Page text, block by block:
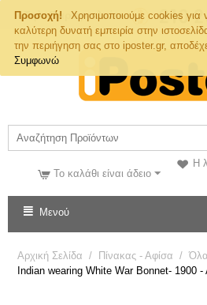
Προσοχή!
Χρησιμοποιούμε cookies
καλύτερη δυνατή εμπειρία στην
την περιήγηση σας στο iposter.gr,
Συμφωνώ
Τηλ. Παραγγελιών
Η
Το καλάθι είναι άδειο
Μενού
Αρχική Σελίδα / Πίνακας - Αφίσα /
Indian wearing White War Bonnet- 1900 -